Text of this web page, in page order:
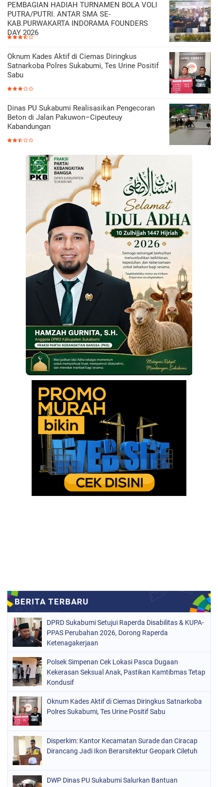
PEMBAGIAN HADIAH TURNAMEN BOLA VOLI
PUTRA/PUTRI. ANTAR SMA SE-
KAB.PURWAKARTA INDORAMA FOUNDERS
DAY 2026
Oknum Kades Aktif di Ciemas Diringkus
Satnarkoba Polres Sukabumi, Tes Urine Positif
Sabu
Dinas PU Sukabumi Realisasikan Pengecoran
Beton di Jalan Pakuwon–Cipeuteuy
Kabandungan
DPRD Sukabumi Setujui Raperda Disabilitas & KUPA-
PPAS Perubahan 2026, Dorong Raperda
Ketenagakerjaan
Polsek Simpenan Cek Lokasi Pasca Dugaan
Kekerasan Seksual Anak, Pastikan Kamtibmas Tetap
Kondusif
Oknum Kades Aktif di Ciemas Diringkus Satnarkoba
Polres Sukabumi, Tes Urine Positif Sabu
Disperkim: Kantor Kecamatan Surade dan Ciracap
Dirancang Jadi Ikon Berarsitektur Geopark Ciletuh
DWP Dinas PU Sukabumi Salurkan Bantuan